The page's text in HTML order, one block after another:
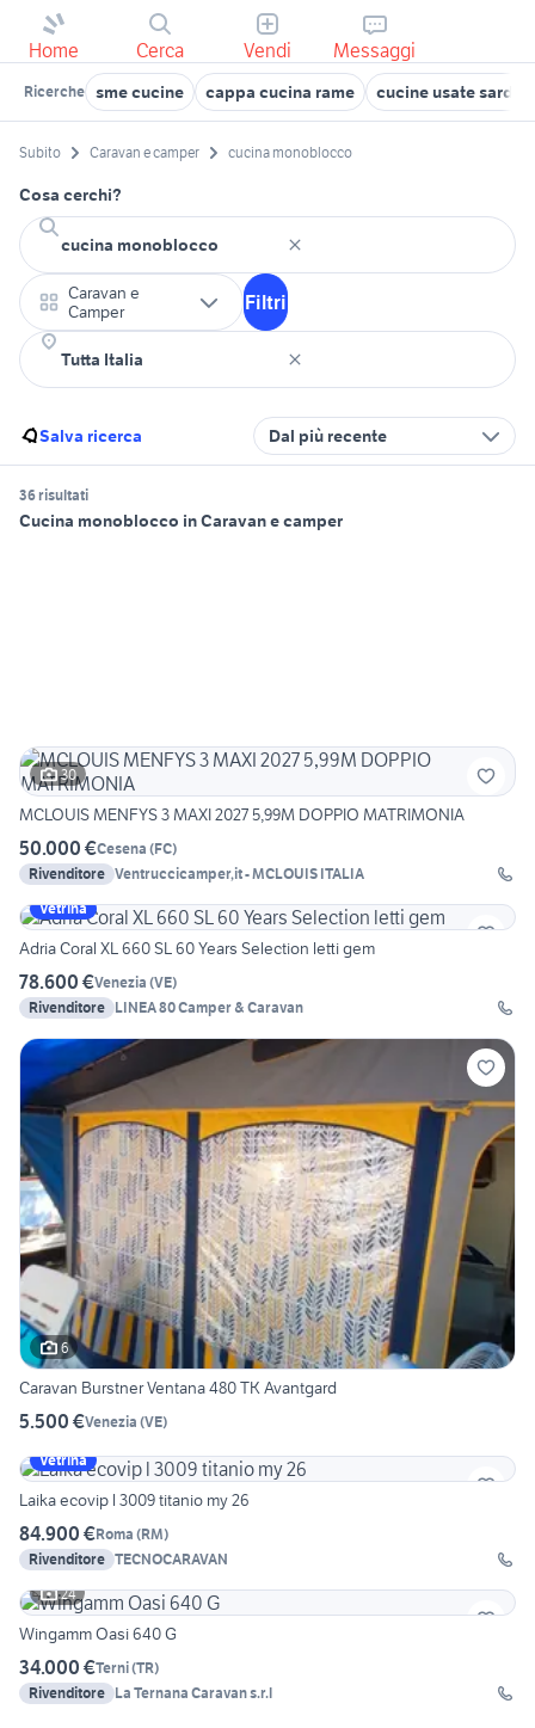
Home Cerca Vendi Messaggi
Ricerche sme cucine cappa cucina rame cucine usate
Subito Caravan e camper cucina monoblocco
Cosa cerchi?
Caravan e
Camper
Filtri
Salva ricerca Dal più recente
36 risultati
Cucina monoblocco in Caravan e camper
30
MCLOUIS MENFYS 3 MAXI 2027 5,99M DOPPIO MATRIMONIA
50.000 €Cesena (FC)
Rivenditore Ventruccicamper,it - MCLOUIS ITALIA
Vetrina
Adria Coral XL 660 SL 60 Years Selection letti gem
78.600 €Venezia (VE)
Rivenditore LINEA 80 Camper & Caravan
6
Caravan Burstner Ventana 480 TK Avantgard
5.500 €Venezia (VE)
Vetrina
Laika ecovip l 3009 titanio my 26
84.900 €Roma (RM)
Rivenditore TECNOCARAVAN
24
Wingamm Oasi 640 G
34.000 €Terni(TR)
Rivenditore La Ternana Caravan s.r.l